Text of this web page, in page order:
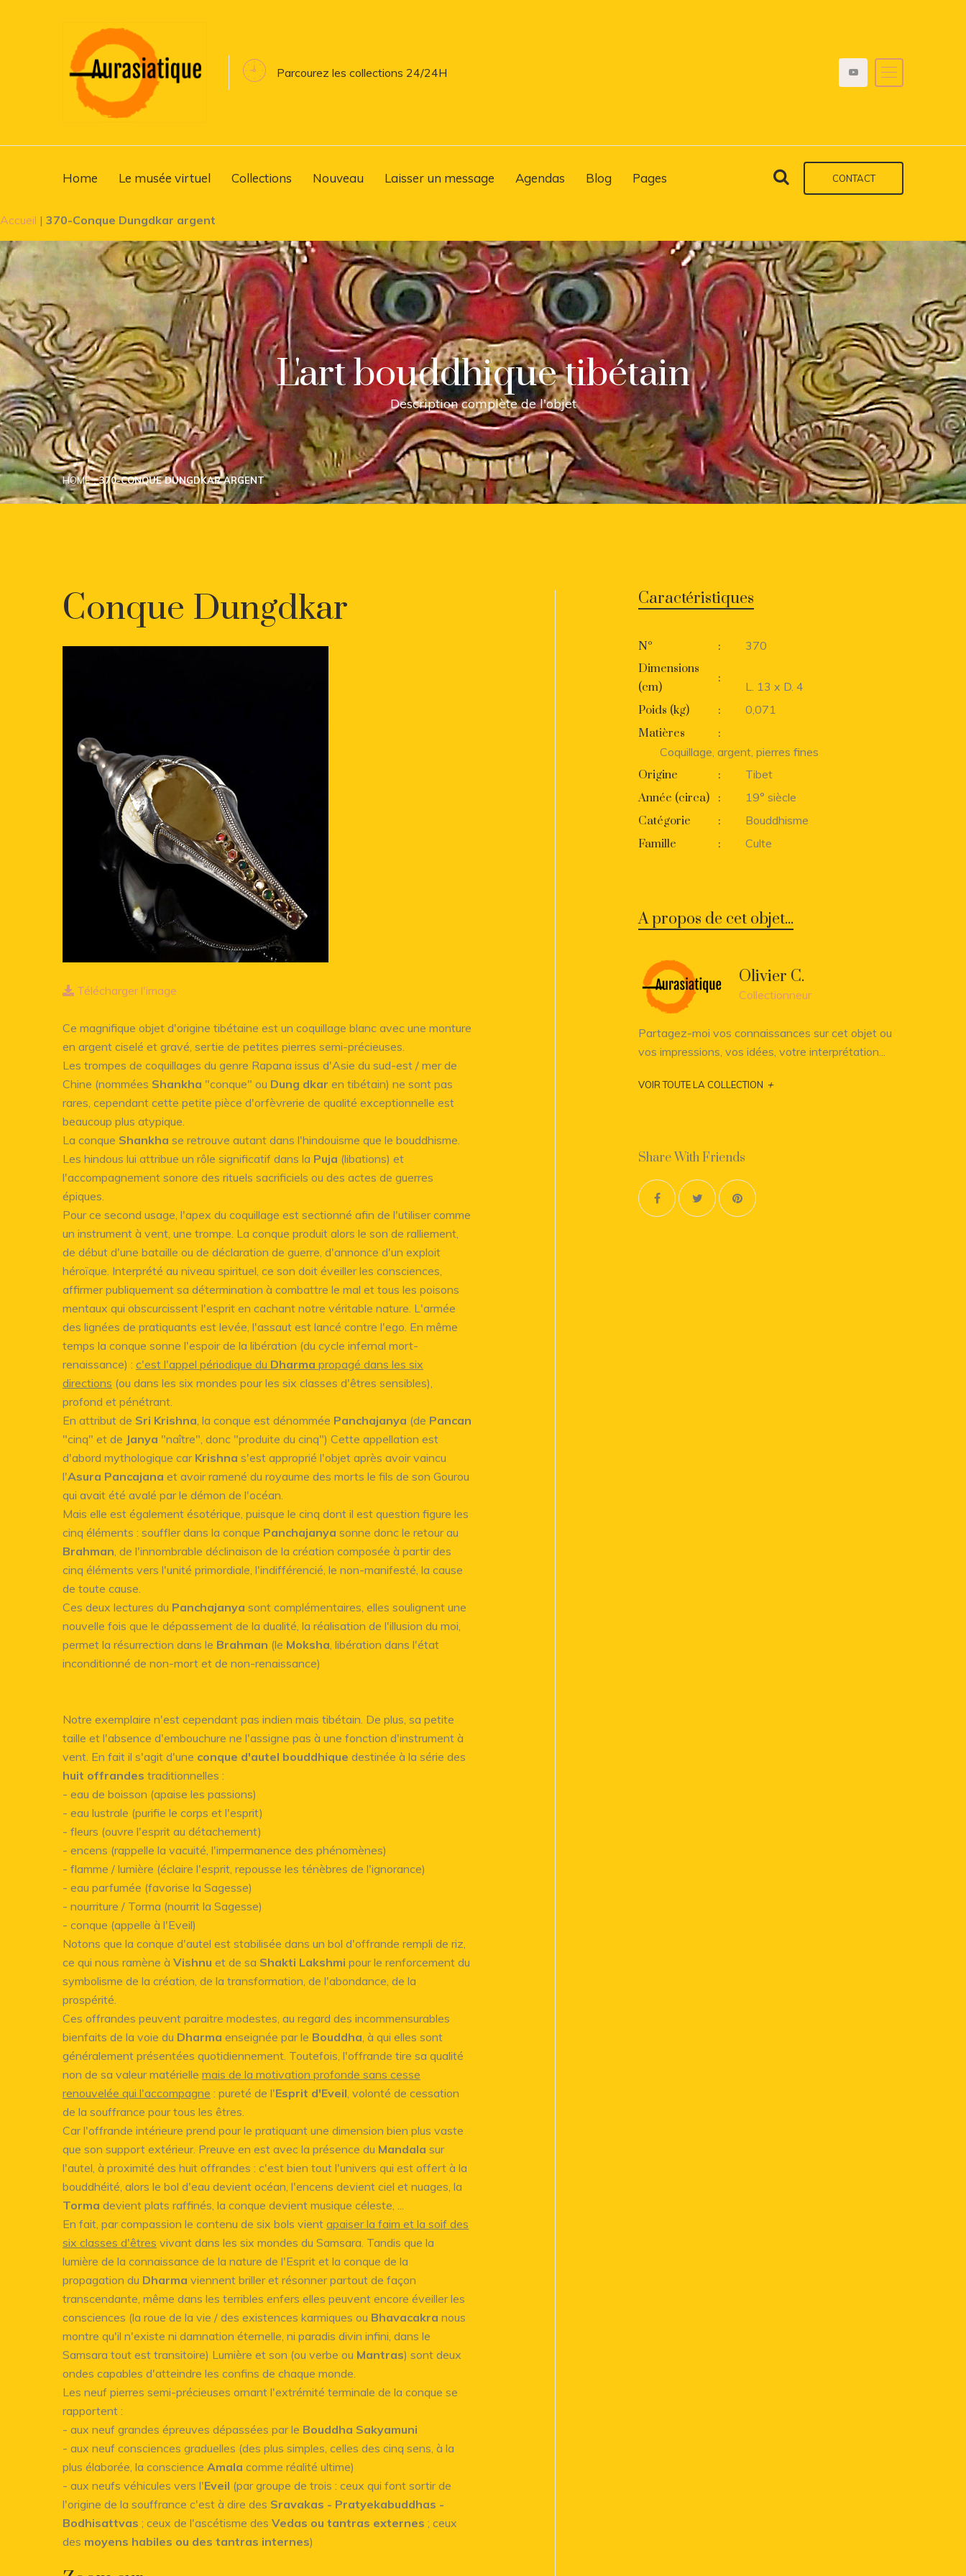
Parcourez les collections 24/24H
Home Le musée virtuel Collections Nouveau Laisser un message Agendas Blog Pages CONTACT
Accueil | 370-Conque Dungdkar argent
L'art bouddhique tibétain
Description complète de l'objet
HOME 370-CONQUE DUNGDKAR ARGENT
Conque Dungdkar
Télécharger l'image
Ce magnifique objet d'origine tibétaine est un coquillage blanc avec une monture
en argent ciselé et gravé, sertie de petites pierres semi-précieuses.
Les trompes de coquillages du genre Rapana issus d'Asie du sud-est / mer de
Chine (nommées Shankha "conque" ou Dung dkar en tibétain) ne sont pas
rares, cependant cette petite pièce d'orfèvrerie de qualité exceptionnelle est
beaucoup plus atypique.
La conque Shankha se retrouve autant dans l'hindouisme que le bouddhisme.
Les hindous lui attribue un rôle significatif dans la Puja (libations) et
l'accompagnement sonore des rituels sacrificiels ou des actes de guerres
épiques.
Pour ce second usage, l'apex du coquillage est sectionné afin de l'utiliser comme
un instrument à vent, une trompe. La conque produit alors le son de ralliement,
de début d'une bataille ou de déclaration de guerre, d'annonce d'un exploit
héroïque. Interprété au niveau spirituel, ce son doit éveiller les consciences,
affirmer publiquement sa détermination à combattre le mal et tous les poisons
mentaux qui obscurcissent l'esprit en cachant notre véritable nature. L'armée
des lignées de pratiquants est levée, l'assaut est lancé contre l'ego. En même
temps la conque sonne l'espoir de la libération (du cycle infernal mort-
renaissance) : c'est l'appel périodique du Dharma propagé dans les six
directions (ou dans les six mondes pour les six classes d'êtres sensibles),
profond et pénétrant.
En attribut de Sri Krishna , la conque est dénommée Panchajanya (de Pancan
"cinq" et de Janya "naître", donc "produite du cinq") Cette appellation est
d'abord mythologique car Krishna s'est approprié l'objet après avoir vaincu
l'Asura Pancajana et avoir ramené du royaume des morts le fils de son Gourou
qui avait été avalé par le démon de l'océan.
Mais elle est également ésotérique, puisque le cinq dont il est question figure les
cinq éléments : souffler dans la conque Panchajanya sonne donc le retour au
Brahman , de l'innombrable déclinaison de la création composée à partir des
cinq éléments vers l'unité primordiale, l'indifférencié, le non-manifesté, la cause
de toute cause.
Ces deux lectures du Panchajanya sont complémentaires, elles soulignent une
nouvelle fois que le dépassement de la dualité, la réalisation de l'illusion du moi,
permet la résurrection dans le Brahman (le Moksha , libération dans l'état
inconditionné de non-mort et de non-renaissance)
Notre exemplaire n'est cependant pas indien mais tibétain. De plus, sa petite
taille et l'absence d'embouchure ne l'assigne pas à une fonction d'instrument à
vent. En fait il s'agit d'une conque d'autel bouddhique destinée à la série des
huit offrandes traditionnelles :
- eau de boisson (apaise les passions)
- eau lustrale (purifie le corps et l'esprit)
- fleurs (ouvre l'esprit au détachement)
- encens (rappelle la vacuité, l'impermanence des phénomènes)
- flamme / lumière (éclaire l'esprit, repousse les ténèbres de l'ignorance)
- eau parfumée (favorise la Sagesse)
- nourriture / Torma (nourrit la Sagesse)
- conque (appelle à l'Eveil)
Notons que la conque d'autel est stabilisée dans un bol d'offrande rempli de riz,
ce qui nous ramène à Vishnu et de sa Shakti Lakshmi pour le renforcement du
symbolisme de la création, de la transformation, de l'abondance, de la
prospérité.
Ces offrandes peuvent paraitre modestes, au regard des incommensurables
bienfaits de la voie du Dharma enseignée par le Bouddha , à qui elles sont
généralement présentées quotidiennement. Toutefois, l'offrande tire sa qualité
non de sa valeur matérielle mais de la motivation profonde sans cesse
renouvelée qui l'accompagne : pureté de l'Esprit d'Eveil , volonté de cessation
de la souffrance pour tous les êtres.
Car l'offrande intérieure prend pour le pratiquant une dimension bien plus vaste
que son support extérieur. Preuve en est avec la présence du Mandala sur
l'autel, à proximité des huit offrandes : c'est bien tout l'univers qui est offert à la
bouddhéité, alors le bol d'eau devient océan, l'encens devient ciel et nuages, la
Torma devient plats raffinés, la conque devient musique céleste, ...
En fait, par compassion le contenu de six bols vient apaiser la faim et la soif des
six classes d'êtres vivant dans les six mondes du Samsara. Tandis que la
lumière de la connaissance de la nature de l'Esprit et la conque de la
propagation du Dharma viennent briller et résonner partout de façon
transcendante, même dans les terribles enfers elles peuvent encore éveiller les
consciences (la roue de la vie / des existences karmiques ou Bhavacakra nous
montre qu'il n'existe ni damnation éternelle, ni paradis divin infini, dans le
Samsara tout est transitoire) Lumière et son (ou verbe ou Mantras) sont deux
ondes capables d'atteindre les confins de chaque monde.
Les neuf pierres semi-précieuses ornant l'extrémité terminale de la conque se
rapportent :
- aux neuf grandes épreuves dépassées par le Bouddha Sakyamuni
- aux neuf consciences graduelles (des plus simples, celles des cinq sens, à la
plus élaborée, la conscience Amala comme réalité ultime)
- aux neufs véhicules vers l'Eveil (par groupe de trois : ceux qui font sortir de
l'origine de la souffrance c'est à dire des Sravakas - Pratyekabuddhas -
Bodhisattvas ; ceux de l'ascétisme des Vedas ou tantras externes ; ceux
des moyens habiles ou des tantras internes)
Caractéristiques
N° :
370
Dimensions
(cm)
:
L. 13 x D. 4
Poids (kg)
:
0,071
Matières
:
Coquillage, argent, pierres fines
Origine
:
Tibet
Année (circa)
:
19° siècle
Catégorie
:
Bouddhisme
Famille
: Culte
A propos de cet objet...
Olivier C.
Collectionneur
Partagez-moi vos connaissances sur cet objet ou
vos impressions, vos idées, votre interprétation...
VOIR TOUTE LA COLLECTION +
Share With Friends